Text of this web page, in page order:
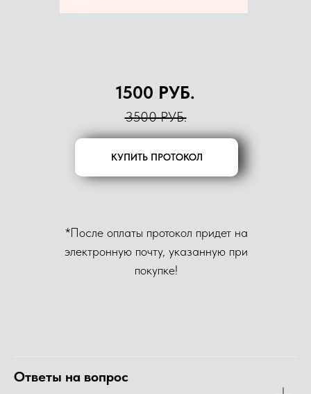
КУПИТЬ ПРОТОКОЛ
1500 РУБ.
*После оплаты протокол придет на
электронную почту, указанную при
покупке!
3500 РУБ.
Ответы на вопрос